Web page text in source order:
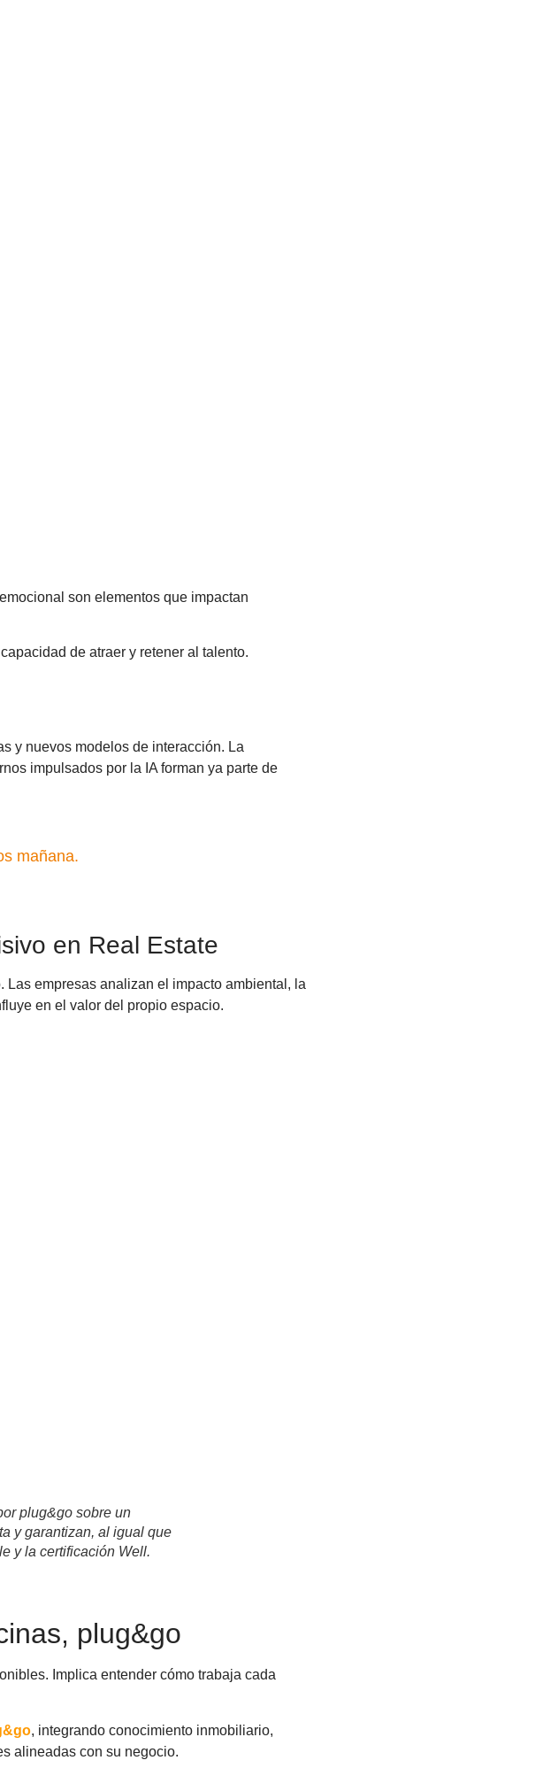
son elementos que impactan
de atraer y retener al talento.
y nuevos modelos de interacción. La
impulsados por la IA forman ya parte de
mañana.
en Real Estate
empresas analizan el impacto ambiental, la
en el valor del propio espacio.
plug&go sobre un
y garantizan, al igual que
y la certificación Well.
plug&go
Implica entender cómo trabaja cada
, integrando conocimiento inmobiliario,
alineadas con su negocio.